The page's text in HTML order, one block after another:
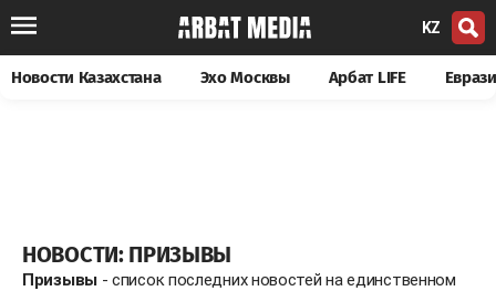
KZ
Новости Казахстана Эхо Москвы Арбат LIFE
НОВОСТИ: ПРИЗЫВЫ
Призывы- список последних новостей на единственном